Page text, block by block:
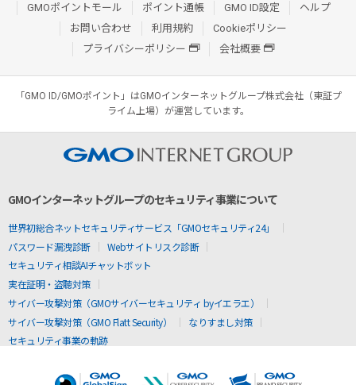
GMOポイントモール
ポイント通帳 GMO ID設定
ヘルプ
お問い合わせ
利用規約
Cookieポリシー
プライバシーポリシー
会社概要
「GMO ID/GMOポイント」はGMOインターネットグループ株式会社（東証プ
ライム上場）が運営しています。
GMOインターネットグループのセキュリティ事業について
世界初総合ネットセキュリティサービス「GMOセキュリティ24」
パスワード漏洩診断
Webサイトリスク診断
セキュリティ相談AIチャットボット
実在証明・盗聴対策
サイバー攻撃対策（GMOサイバーセキュリティ byイエラエ）
サイバー攻撃対策（GMO Flatt Security）
なりすまし対策
セキュリティ事業の軌跡